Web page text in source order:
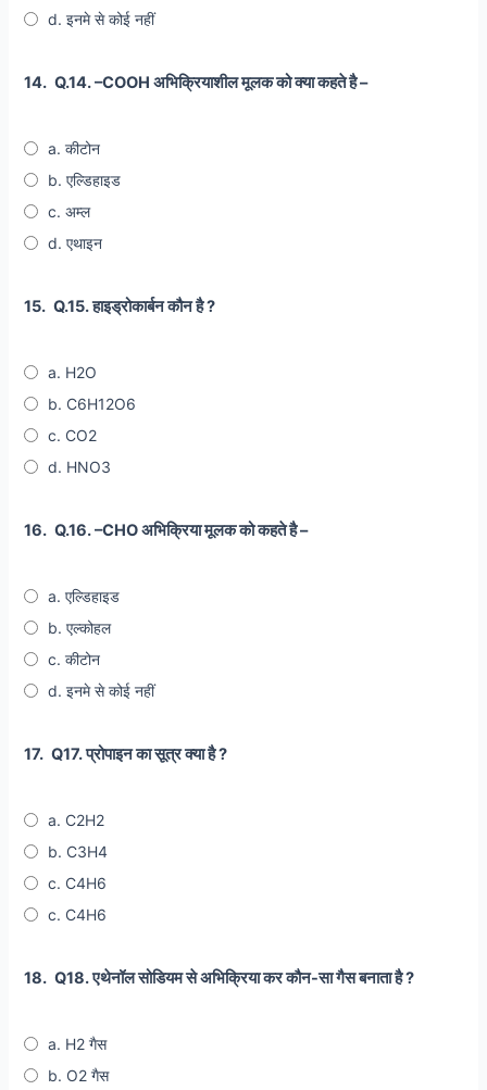
d. इनमे से कोई नहीं
14. Q.14. –COOH अभिक्रियाशील मूलक को क्या कहते है –
a. कीटोन
b. एल्डिहाइड
c. अम्ल
d. एथाइन
15. Q.15. हाइड्रोकार्बन कौन है ?
a. H2O
b. C6H12O6
c. CO2
d. HNO3
16. Q.16. –CHO अभिक्रिया मूलक को कहते है –
a. एल्डिहाइड
b. एल्कोहल
c. कीटोन
d. इनमे से कोई नहीं
17. Q17. प्रोपाइन का सूत्र क्या है ?
a. C2H2
b. C3H4
c. C4H6
c. C4H6
18. Q18. एथेनॉल सोडियम से अभिक्रिया कर कौन-सा गैस बनाता है ?
a. H2 गैस
b. O2 गैस